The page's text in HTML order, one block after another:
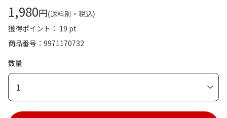
1,980円(送料別・税込)
獲得ポイント： 19 pt
商品番号
9971170732
数量
1